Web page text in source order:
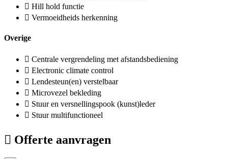
Hill hold functie
Vermoeidheids herkenning
Overige
Centrale vergrendeling met afstandsbediening
Electronic climate control
Lendesteun(en) verstelbaar
Microvezel bekleding
Stuur en versnellingspook (kunst)leder
Stuur multifunctioneel
Offerte aanvragen